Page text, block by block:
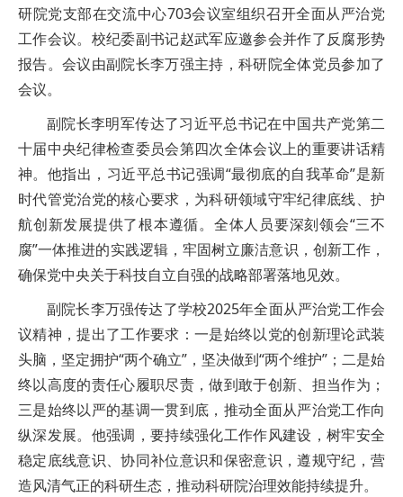
研院党支部在交流中心703会议室组织召开全面从严治党
工作会议。校纪委副书记赵武军应邀参会并作了反腐形势
报告。会议由副院长李万强主持，科研院全体党员参加了
会议。
副院长李明军传达了习近平总书记在中国共产党第二
十届中央纪律检查委员会第四次全体会议上的重要讲话精
神。他指出，习近平总书记强调“最彻底的自我革命”是新
时代管党治党的核心要求，为科研领域守牢纪律底线、护
航创新发展提供了根本遵循。全体人员要深刻领会“三不
腐”一体推进的实践逻辑，牢固树立廉洁意识，创新工作，
确保党中央关于科技自立自强的战略部署落地见效。
副院长李万强传达了学校2025年全面从严治党工作会
议精神，提出了工作要求：一是始终以党的创新理论武装
头脑，坚定拥护“两个确立”，坚决做到“两个维护”；二是始
终以高度的责任心履职尽责，做到敢于创新、担当作为；
三是始终以严的基调一贯到底，推动全面从严治党工作向
纵深发展。他强调，要持续强化工作作风建设，树牢安全
稳定底线意识、协同补位意识和保密意识，遵规守纪，营
造风清气正的科研生态，推动科研院治理效能持续提升。